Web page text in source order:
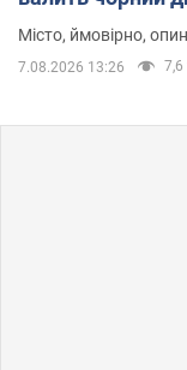
Місто, ймовірно,
7.08.2026 13:26 7,6